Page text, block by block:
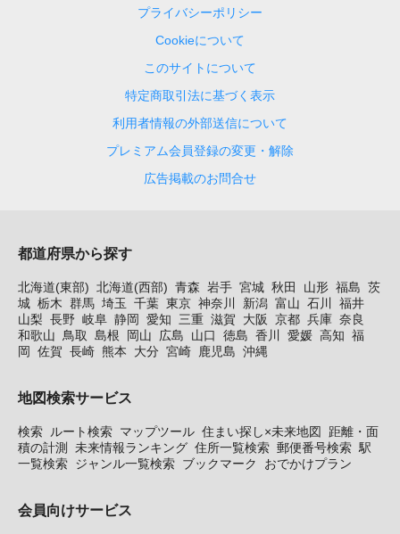
プライバシーポリシー
Cookieについて
このサイトについて
特定商取引法に基づく表示
利用者情報の外部送信について
プレミアム会員登録の変更・解除
広告掲載のお問合せ
都道府県から探す
北海道(東部) 北海道(西部) 青森 岩手 宮城 秋田 山形 福島 茨
城 栃木 群馬 埼玉 千葉 東京 神奈川 新潟 富山 石川
福井
山梨 長野 岐阜 静岡 愛知 三重 滋賀 大阪 京都 兵庫 奈良
和歌山
鳥取 島根 岡山 広島 山口 徳島 香川 愛媛 高知 福
岡
佐賀 長崎 熊本 大分 宮崎 鹿児島 沖縄
地図検索サービス
検索 ルート検索 マップツール 住まい探し×未来地図
距離・面
積の計測 未来情報ランキング 住所一覧検索 郵便番号検索 駅
一覧検索 ジャンル一覧検索 ブックマーク おでかけプラン
会員向けサービス